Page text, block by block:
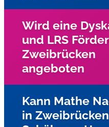
Ja, unsere Nachhilfe in
bieten wir Einzelnachhilfe
Wird eine
und LRS
Zweibrücken
angeboten
Ja, für Kinder und
Kann Mathe
in